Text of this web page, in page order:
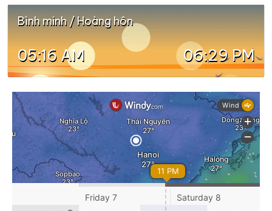
Bình minh / Hoàng hôn
05:16 AM 06:29 PM